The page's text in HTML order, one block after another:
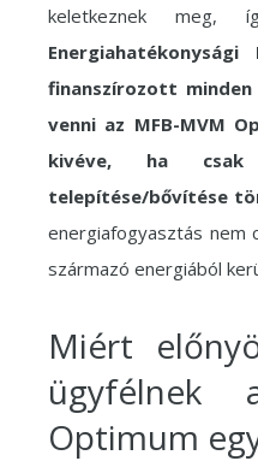
keletkeznek meg,
finanszírozott
venni az MFB-MVM
kivéve, ha csak
telepítése/bővítése
energiafogyasztás nem
származó energiából
Miért
ügyfélnek
Optimum